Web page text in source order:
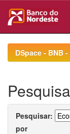
navigationDSpace - BNB
Pesquisar:
por